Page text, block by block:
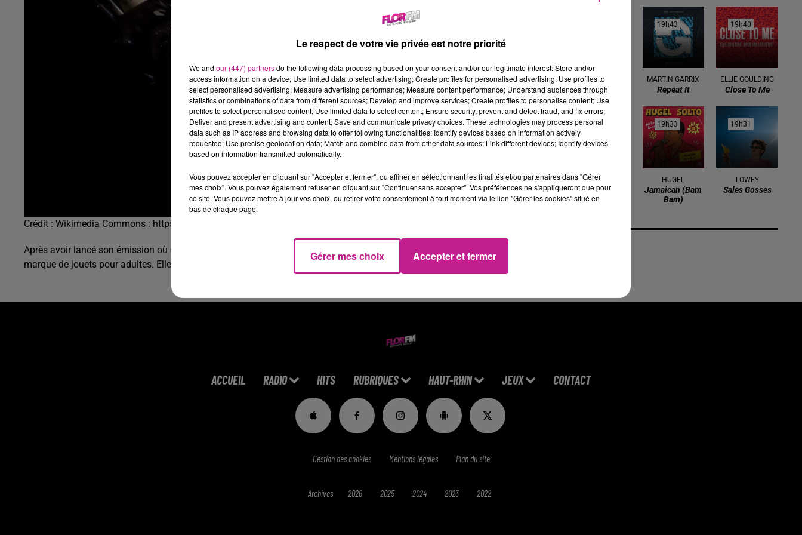
Crédit : Wikimedia Commons : https://www.flickr.com/photos/marcen27/41898569045/
Après avoir lancé son émission où elle part à la rencontre des extraterrestres, Demi Lovato a souhaité créer sa propre
marque de jouets pour adultes. Elle dit je cite : “nous méritons toutes du plaisir”.
MYLES SMITH
Drive Safe
19h43
19h43
MARTIN GARRIX
Repeat It
19h40
19h40
ELLIE GOULDING
Close To Me
19h38
19h38
BIANCA COSTA
Passe Par Chez
Moi
19h33
19h33
HUGEL
Jamaican (bam
Bam)
19h31
19h31
LOWEY
Sales Gosses
ACCUEIL RADIO HITS RUBRIQUES HAUT-RHIN JEUX CONTACT
Gestion des cookies Mentions légales Plan du site
Archives 2026 2025 2024 2023 2022
Le respect de votre vie privée est notre priorité
We and our (447) partnersdo the following data processing based on your consent and/or our legitimate interest: Store and/or
access information on a device; Use limited data to select advertising; Create profiles for personalised advertising; Use profiles to
select personalised advertising; Measure advertising performance; Measure content performance; Understand audiences through
statistics or combinations of data from different sources; Develop and improve services; Create profiles to personalise content; Use
profiles to select personalised content; Use limited data to select content; Ensure security, prevent and detect fraud, and fix errors;
Deliver and present advertising and content; Save and communicate privacy choices. These technologies may process personal
data such as IP address and browsing data to offer following functionalities: Identify devices based on information actively
requested; Use precise geolocation data; Match and combine data from other data sources; Link different devices; Identify devices
based on information transmitted automatically.
Vous pouvez accepter en cliquant sur "Accepter et fermer", ou affiner en sélectionnant les finalités et/ou partenaires dans "Gérer
mes choix". Vous pouvez également refuser en cliquant sur "Continuer sans accepter". Vos préférences ne s'appliqueront que pour
ce site. Vous pouvez mettre à jour vos choix, ou retirer votre consentement à tout moment via le lien "Gérer les cookies" situé en
bas de chaque page.
Gérer mes choix Accepter et fermer